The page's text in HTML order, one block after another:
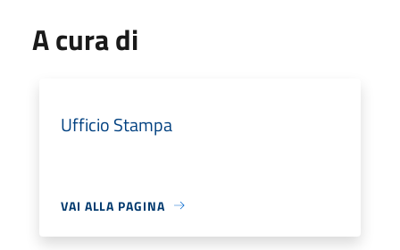
A cura di
Ufficio Stampa
VAI ALLA PAGINA